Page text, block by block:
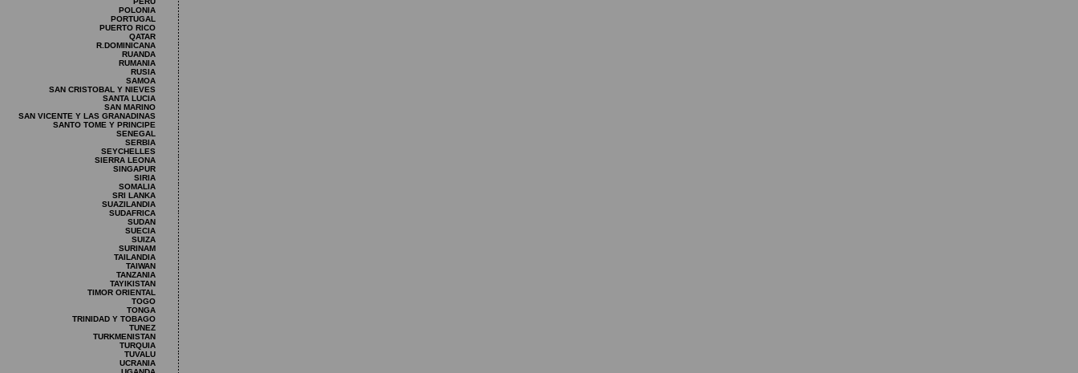
POLONIA
PORTUGAL
PUERTO RICO
QATAR
R.DOMINICANA
RUANDA
RUMANIA
RUSIA
SAMOA
SAN CRISTOBAL Y NIEVES
SANTA LUCIA
SAN MARINO
SAN VICENTE Y LAS GRANADINAS
SANTO TOME Y PRINCIPE
SENEGAL
SERBIA
SEYCHELLES
SIERRA LEONA
SINGAPUR
SIRIA
SOMALIA
SRI LANKA
SUAZILANDIA
SUDAFRICA
SUDAN
SUECIA
SUIZA
SURINAM
TAILANDIA
TAIWAN
TANZANIA
TAYIKISTAN
TIMOR ORIENTAL
TOGO
TONGA
TRINIDAD Y TOBAGO
TUNEZ
TURKMENISTAN
TURQUIA
TUVALU
UCRANIA